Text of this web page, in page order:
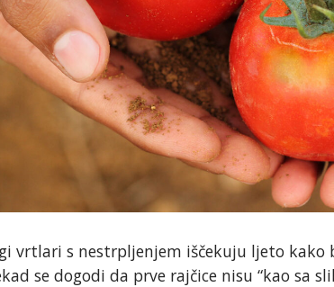
vrtlari s nestrpljenjem iščekuju ljeto kako
se dogodi da prve rajčice nisu “kao sa